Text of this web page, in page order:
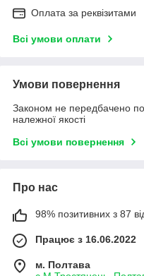
Оплата за реквізитами
Всі умови оплати
Умови повернення
Законом не передбачено
належної якості
Всі умови повернення
Про нас
98% позитивних з 87
Працює з 16.06.2022
м. Полтава